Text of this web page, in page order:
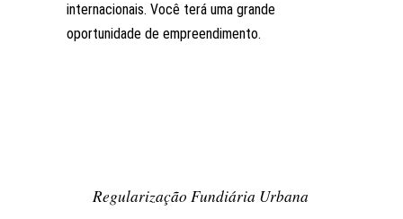
internacionais. Você terá uma grande
oportunidade de empreendimento.
Regularização Fundiária Urbana